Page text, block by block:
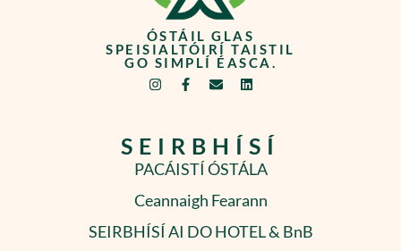
ÓSTÁIL GLAS
SPEISIALTÓIRÍ TAISTIL
GO SIMPLÍ ÉASCA.
SEIRBHÍSÍ
PACÁISTÍ ÓSTÁLA
Ceannaigh Fearann
SEIRBHÍSÍ AI DO HOTEL & BnB